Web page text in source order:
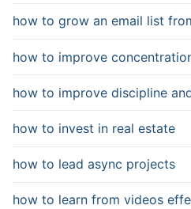
how to grow an email list
how to improve
how to improve discipline
how to invest in real estate
how to lead async projects
how to learn from videos